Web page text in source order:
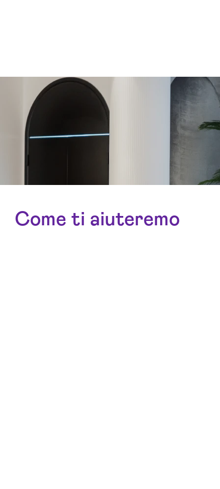
Come ti aiuteremo